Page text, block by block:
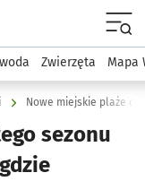
Środowisko we
Zwierzęta Mapa
Nowe miejskie plaże
sezonu